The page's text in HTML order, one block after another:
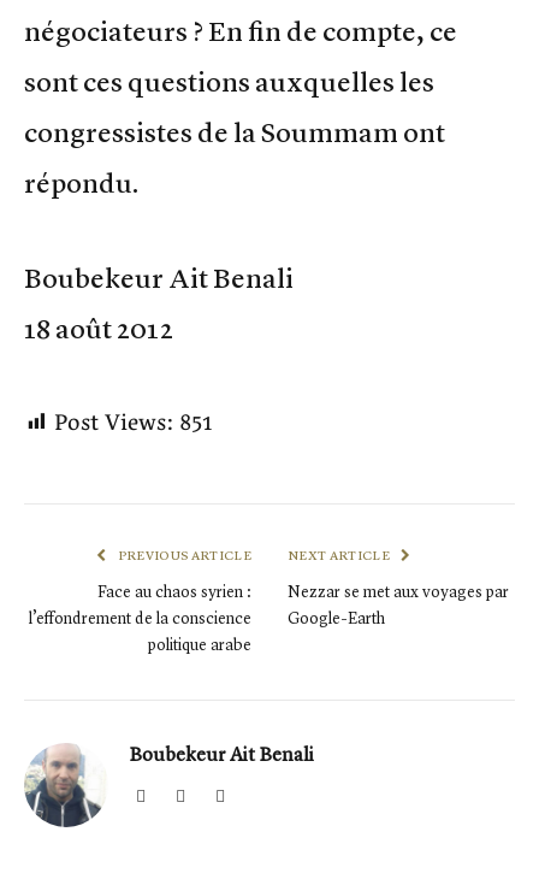
négociateurs ? En fin de compte, ce
sont ces questions auxquelles les
congressistes de la Soummam ont
répondu.
Boubekeur Ait Benali
18 août 2012
Post Views: 851
PREVIOUS ARTICLE
Face au chaos syrien :
l’effondrement de la conscience
politique arabe
NEXT ARTICLE
Nezzar se met aux voyages par
Google-Earth
Boubekeur Ait Benali
WebsiteFacebook